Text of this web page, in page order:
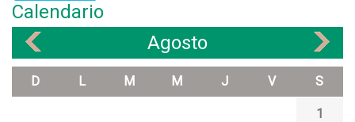
Calendario
Agosto
D L M M J V S
1